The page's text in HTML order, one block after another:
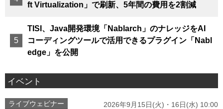
ft Virtualization」で刷新、5年間の費用を2割減
TISI、Java開発環境「Nablarch」のナレッジをAI
コーディングツールで活用できるプラグイン「Nabl
edge」を公開
イベント
ライブウェビナー 2026年9月15日(火)・16日(水) 10:00